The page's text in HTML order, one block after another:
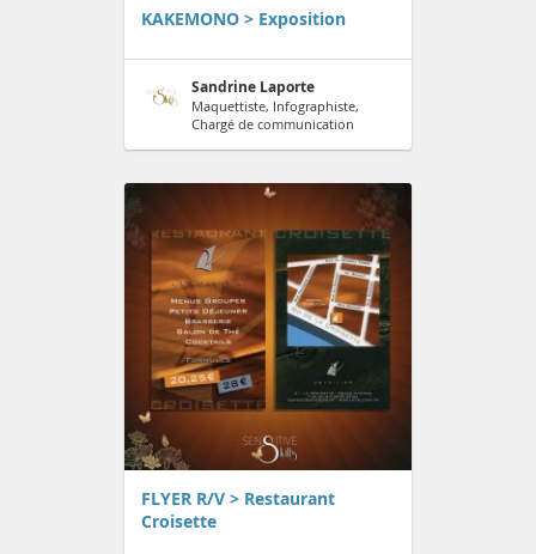
KAKEMONO > Exposition
Sandrine Laporte
Maquettiste, Infographiste,
Chargé de communication
FLYER R/V > Restaurant
Croisette